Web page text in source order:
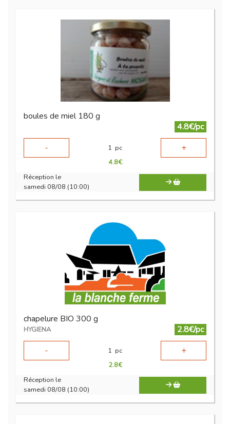
boules de miel 180 g
4.8€/pc
-
1 pc +
4.8€
Réception le
samedi 08/08 (10:00)
chapelure BIO 300 g
HYGIENA
2.8€/pc
-
1 pc +
2.8€
Réception le
samedi 08/08 (10:00)